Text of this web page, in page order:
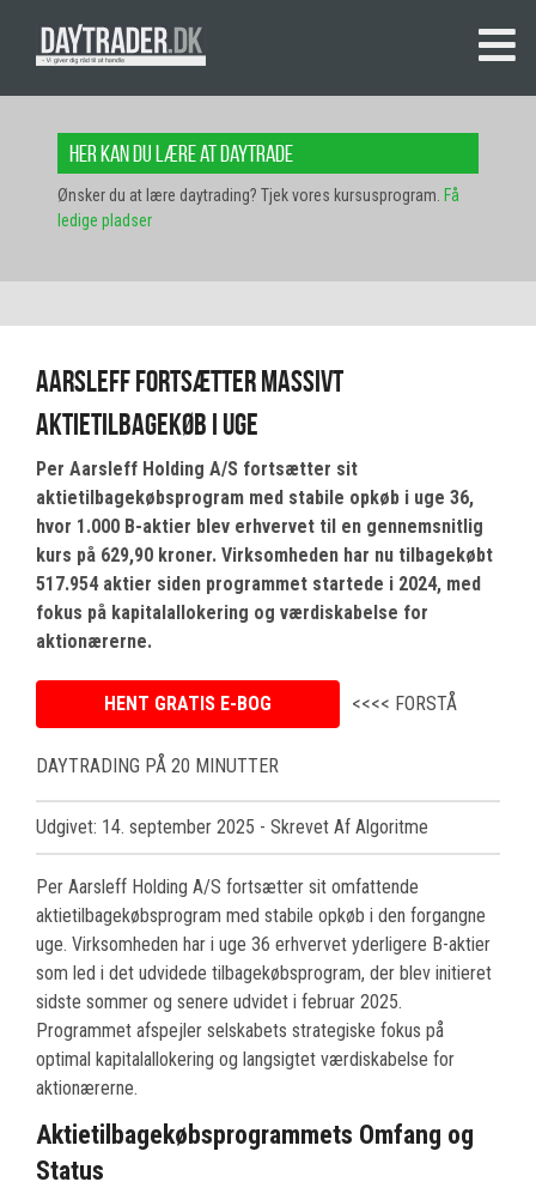
Her kan du lære at daytrade
Ønsker du at lære daytrading? Tjek vores kursusprogram. Få
ledige pladser
Aarsleff fortsætter massivt
aktietilbagekøb i uge
Per Aarsleff Holding A/S fortsætter sit
aktietilbagekøbsprogram med stabile opkøb i uge 36,
hvor 1.000 B-aktier blev erhvervet til en gennemsnitlig
kurs på 629,90 kroner. Virksomheden har nu tilbagekøbt
517.954 aktier siden programmet startede i 2024, med
fokus på kapitalallokering og værdiskabelse for
aktionærerne.
HENT GRATIS E-BOG <<<< FORSTÅ
DAYTRADING PÅ 20 MINUTTER
Udgivet: 14. september 2025 - Skrevet Af Algoritme
Per Aarsleff Holding A/S fortsætter sit omfattende
aktietilbagekøbsprogram med stabile opkøb i den forgangne
uge. Virksomheden har i uge 36 erhvervet yderligere B-aktier
som led i det udvidede tilbagekøbsprogram, der blev initieret
sidste sommer og senere udvidet i februar 2025.
Programmet afspejler selskabets strategiske fokus på
optimal kapitalallokering og langsigtet værdiskabelse for
aktionærerne.
Aktietilbagekøbsprogrammets Omfang og
Status